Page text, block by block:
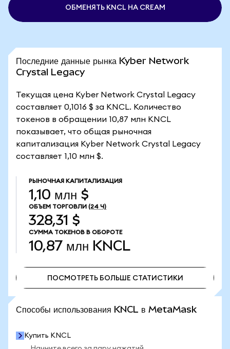
ОБМЕНЯТЬ KNCL НА CREAM
Последние данные рынка Kyber Network
Crystal Legacy
Текущая цена Kyber Network Crystal Legacy
составляет 0,1016 $ за KNCL. Количество
токенов в обращении 10,87 млн KNCL
показывает, что общая рыночная
капитализация Kyber Network Crystal Legacy
составляет 1,10 млн $.
РЫНОЧНАЯ КАПИТАЛИЗАЦИЯ
1,10 млн $
ОБЪЕМ ТОРГОВЛИ (24 Ч)
328,31 $
СУММА ТОКЕНОВ В ОБОРОТЕ
10,87 млн KNCL
ПОСМОТРЕТЬ БОЛЬШЕ СТАТИСТИКИ
Способы использования KNCL в MetaMask
Купить KNCL